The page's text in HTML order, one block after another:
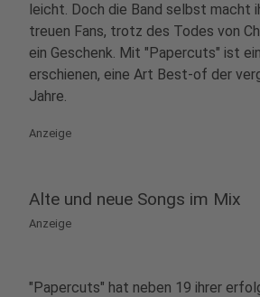
leicht. Doch die Band selbst macht
treuen Fans, trotz des Todes von
ein Geschenk. Mit "Papercuts" ist
erschienen, eine Art Best-of der
Jahre.
Anzeige
Alte und neue Songs im Mix
Anzeige
"Papercuts" hat neben 19 ihrer